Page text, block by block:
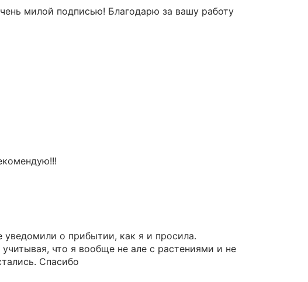
милой подписью! Благодарю за вашу работу
уведомили о прибытии, как я и просила.
что я вообще не але с растениями и не
Спасибо